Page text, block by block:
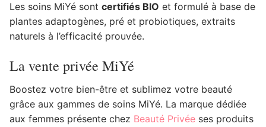
Les soins MiYé sont certifiés BIO et formulé à base de
plantes adaptogènes, pré et probiotiques, extraits
naturels à l’efficacité prouvée.
La vente privée MiYé
Boostez votre bien-être et sublimez votre beauté
grâce aux gammes de soins MiYé. La marque dédiée
aux femmes présente chez Beauté Privée ses produits